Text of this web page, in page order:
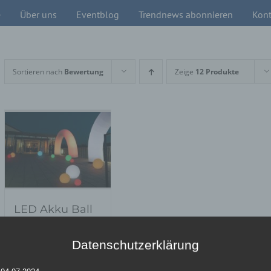
Über uns Eventblog Trendnews abonnieren
Sortieren nach Bewertung Zeige 12 Produkte
LED Akku Ball
Datenschutzerklärung